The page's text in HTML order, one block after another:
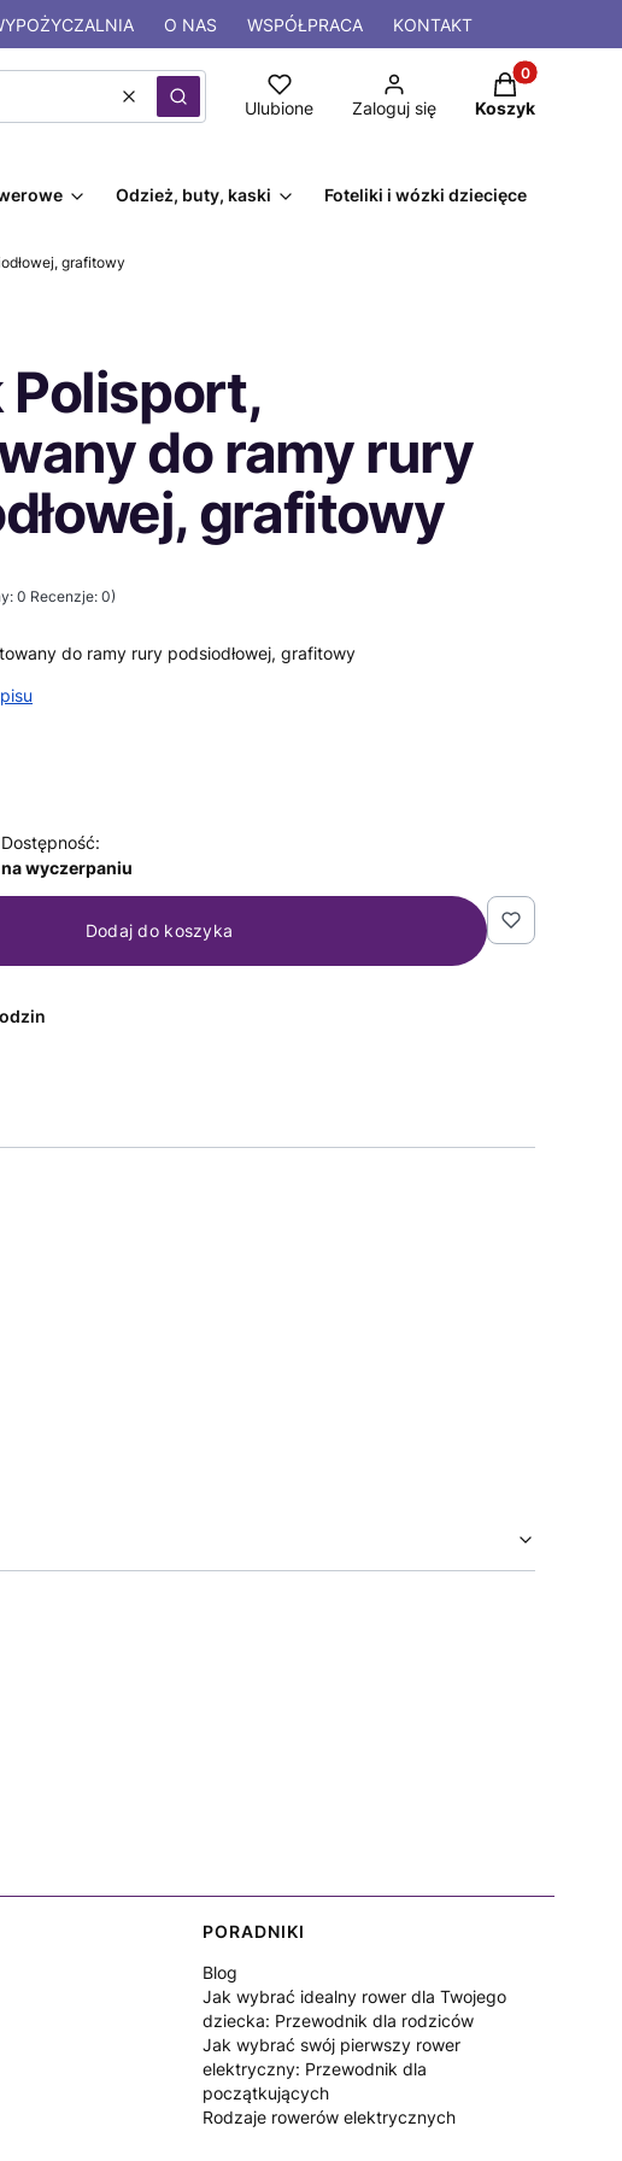
O NAS WSPÓŁPRACA KONTAKT
WyczyśćSzukaj Ulubione Zaloguj się
Produkty w
Koszyk
Odzież, buty, kaski Foteliki i wózki dziecięce
grafitowy
Polisport,
do ramy rury
grafitowy
0 Recenzje: 0)
do ramy rury podsiodłowej, grafitowy
Dostępność:
na wyczerpaniu
Dodaj do koszyka
PORADNIKI
Blog
Jak wybrać idealny rower dla Twojego
dziecka: Przewodnik dla rodziców
Jak wybrać swój pierwszy rower
elektryczny: Przewodnik dla
początkujących
Rodzaje rowerów elektrycznych